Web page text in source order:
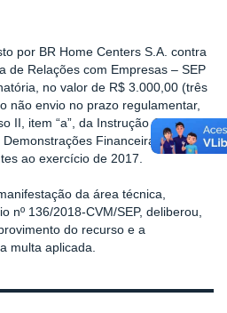
por BR Home Centers S.A. contra
de Relações com Empresas – SEP
no valor de R$ 3.000,00 (três
não envio no prazo regulamentar,
II, item “a”, da Instrução CVM
Financeiras
ao exercício de 2017.
da área técnica,
nº 136/2018-CVM/SEP, deliberou,
do recurso e a
multa aplicada.